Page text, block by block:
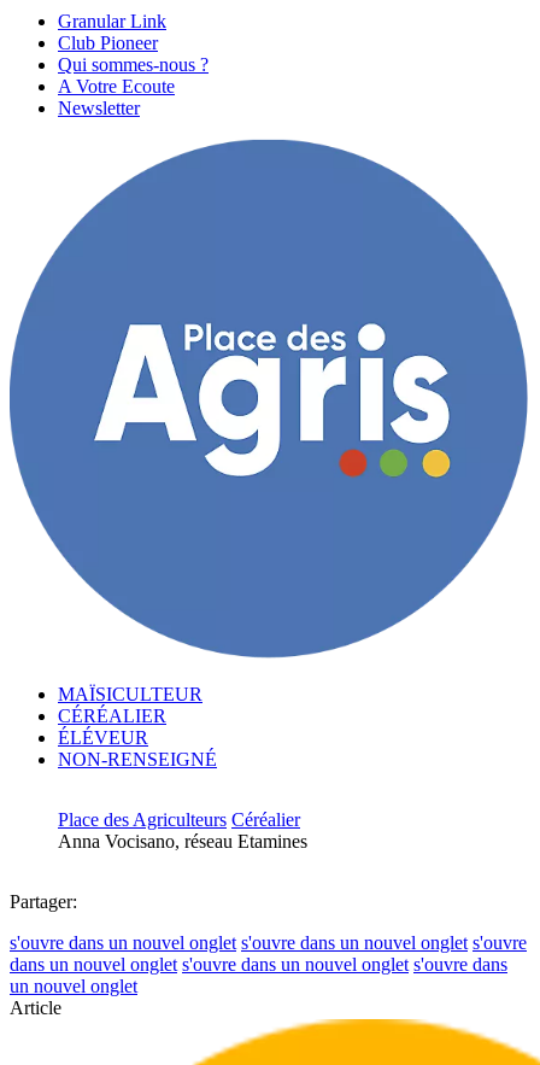
Granular Link
Club Pioneer
Qui sommes-nous ?
A Votre Ecoute
Newsletter
MAÏSICULTEUR
CÉRÉALIER
ÉLÉVEUR
NON-RENSEIGNÉ
Place des Agriculteurs Céréalier
Anna Vocisano, réseau Etamines
Partager:
s'ouvre dans un nouvel onglet s'ouvre dans un nouvel onglet s'ouvre
dans un nouvel onglet s'ouvre dans un nouvel onglet s'ouvre dans
un nouvel onglet
Article